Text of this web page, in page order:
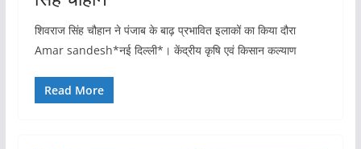
शिवराज सिंह चौहान ने पंजाब के बाढ़ प्रभावित इलाकों का किया दौरा
Amar sandesh*नई दिल्ली*। केंद्रीय कृषि एवं किसान कल्याण
Read More